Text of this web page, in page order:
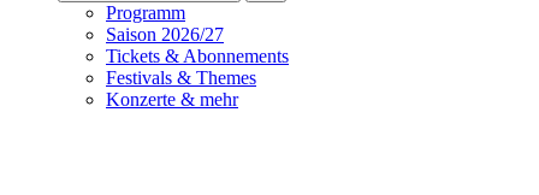
Programm
Saison 2026/27
Tickets & Abonnements
Festivals & Themes
Konzerte & mehr